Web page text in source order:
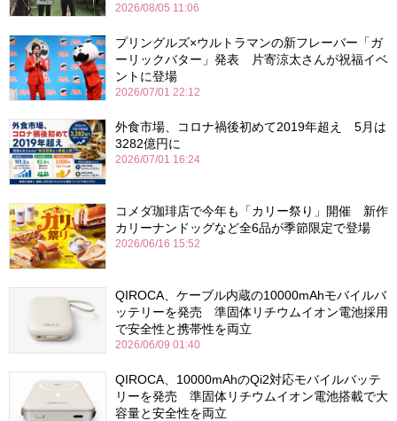
2026/08/05 11:06
プリングルズ×ウルトラマンの新フレーバー「ガ
ーリックバター」発表 片寄涼太さんが祝福イベ
ントに登場
2026/07/01 22:12
外食市場、コロナ禍後初めて2019年超え 5月は
3282億円に
2026/07/01 16:24
コメダ珈琲店で今年も「カリー祭り」開催 新作
カリーナンドッグなど全6品が季節限定で登場
2026/06/16 15:52
QIROCA、ケーブル内蔵の10000mAhモバイルバ
ッテリーを発売 準固体リチウムイオン電池採用
で安全性と携帯性を両立
2026/06/09 01:40
QIROCA、10000mAhのQi2対応モバイルバッテ
リーを発売 準固体リチウムイオン電池搭載で大
容量と安全性を両立